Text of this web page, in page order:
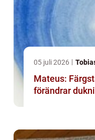
05 juli 2026
Mateus:
förändrar